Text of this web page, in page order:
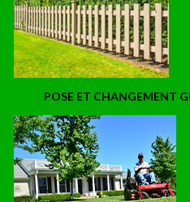
POSE ET CHANGEMENT